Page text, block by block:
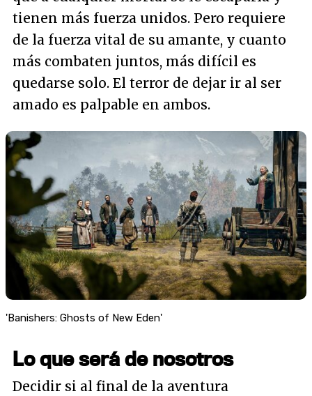
tienen más fuerza unidos. Pero requiere
de la fuerza vital de su amante, y cuanto
más combaten juntos, más difícil es
quedarse solo. El terror de dejar ir al ser
amado es palpable en ambos.
'Banishers: Ghosts of New Eden'
Lo que será de nosotros
Decidir si al final de la aventura